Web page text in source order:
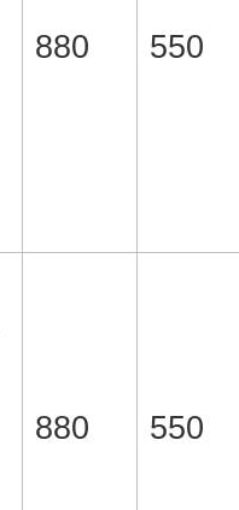
880 550
880 550